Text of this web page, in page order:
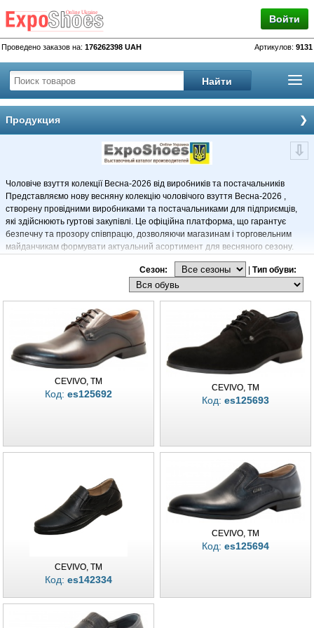
Войти
Проведено заказов на: 176262398 UAH Артикулов: 9131
Продукция
Чоловіче взуття колекції Весна‑2026 від виробників та постачальників
Представляємо нову весняну колекцію чоловічого взуття Весна‑2026 ,
створену провідними виробниками та постачальниками для підприємців,
які здійснюють гуртові закупівлі. Це офіційна платформа, що гарантує
безпечну та прозору співпрацю, дозволяючи магазинам і торговельним
майданчикам формувати актуальний асортимент для весняного сезону.
Моделі чоловічого взуття Весна‑2026 У каталозі представлені різноманітні
моделі, які відповідають сучасним трендам:Класичні туфлі для
бізнес‑стилю та офіційних заходів; Лофери та дербі для універсальних
Мокасини та напівчеревики для щоденного комфорту; Легкі півчобітки для
прохолодних весняних днів. Модні весняні кольори сезону 2026 для
чоловіківКолекція Весна‑2026 вирізняється актуальною палітрою кольорів.
Домінують класичні відтінки чорного та коричневого, елегантні тони сірого
й бежевого, а також сучасні акценти на деталях — синій, оливковий та
бордовий. Таке поєднання дозволяє магазинам пропонувати клієнтам
взуття, яке відповідає як традиційним, так і актуальним тенденціям моди.
Переваги співпраці з виставкою ExpoShoes Online в УкраїніПрямі поставки
між виробниками і підприємцями Каталог чоловічого взуття Весна‑2026 на
виставці онлайн exposhoes.com.ua — це офіційне джерело для
підприємців, які прагнуть розширити асортимент своїх магазинів та
торговельних майданчиків. Безпечна співпраця, сучасний дизайн та вигідні
умови закупівель роблять цю колекцію найкращим вибором для весняного
сезону 2026 року. Офіційна виставка взуття ExpoShoes Online виробників і
постачальників взуття. Офіційний каталог чоловічого взуття Весна-2026
Сезон: | Тип обуви:
CEVIVO, TM
Код: es125692
CEVIVO, TM
Код: es125693
CEVIVO, TM
Код: es142334
CEVIVO, TM
Код: es125694